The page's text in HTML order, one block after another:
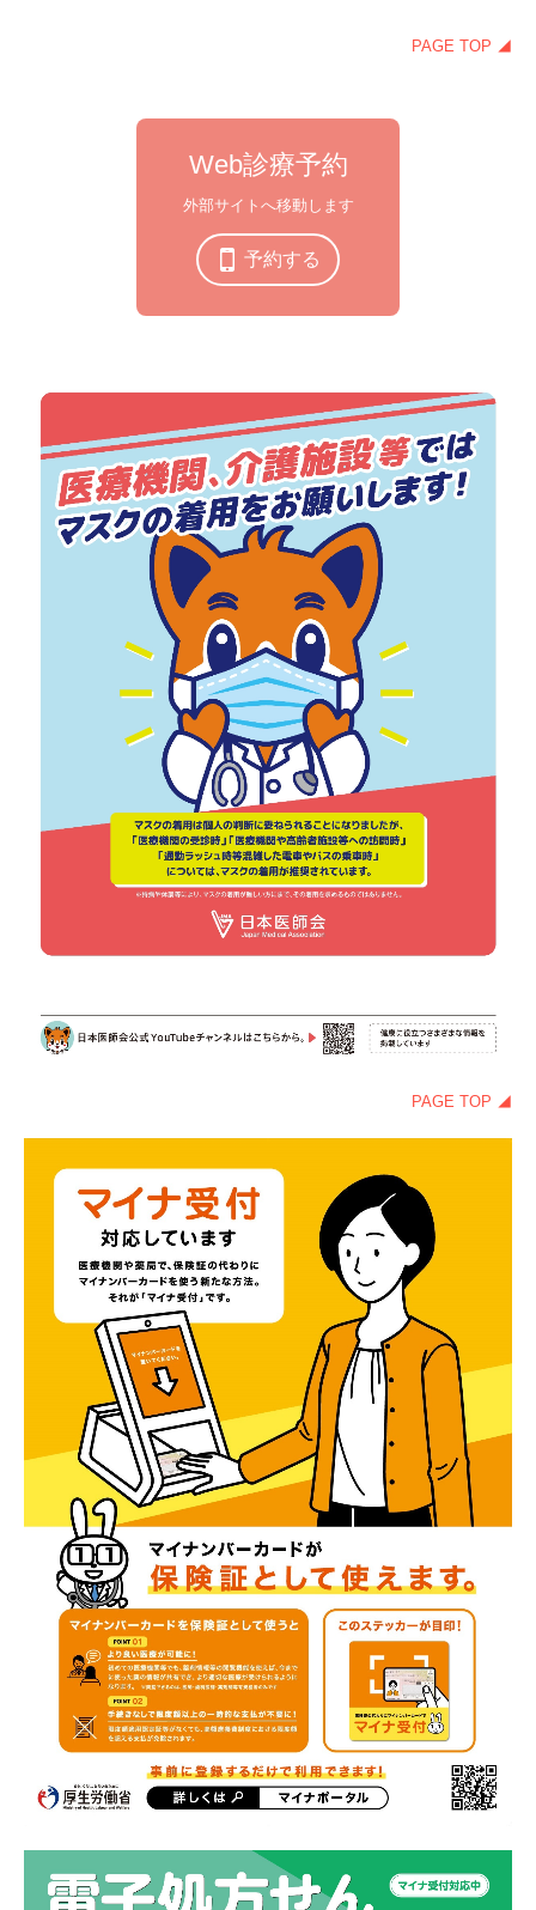
PAGE TOP ◢
Web診療予約
外部サイトへ移動します
予約する
PAGE TOP ◢